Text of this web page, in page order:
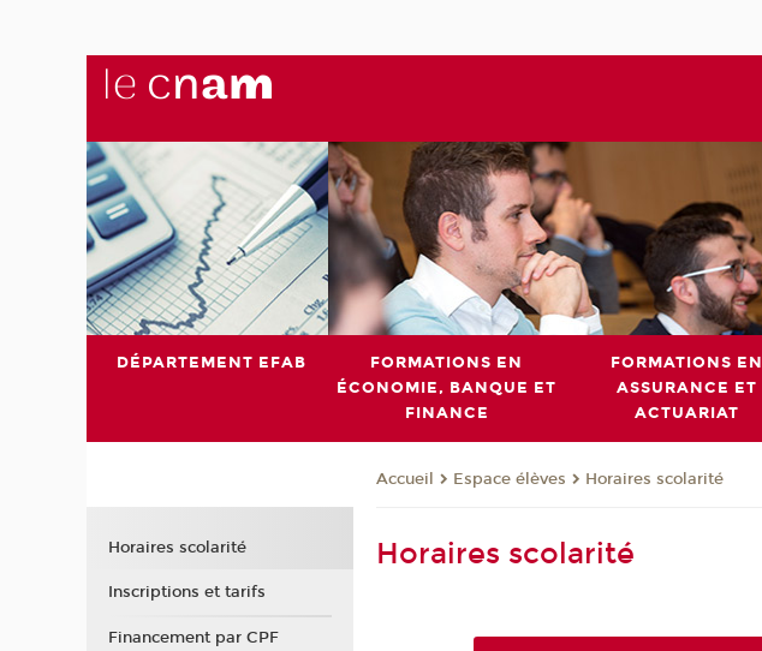
DÉPARTEMENT EFAB
FORMATIONS EN
ÉCONOMIE, BANQUE ET
FINANCE
FORMATIONS EN
ASSURANCE ET
ACTUARIAT
Accueil Espace élèves Horaires scolarité
Horaires scolarité
Horaires scolarité
Inscriptions et tarifs
Financement par CPF